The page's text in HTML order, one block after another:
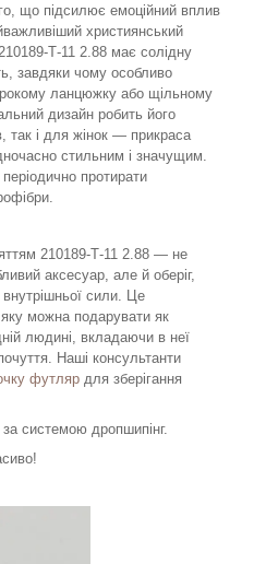
що підсилює емоційний вплив
християнський
Т-11 2.88 має солідну
завдяки чому особливо
ланцюжку або щільному
дизайн робить його
так і для жінок — прикраса
стильним і значущим.
періодично протирати
210189-Т-11 2.88 — не
аксесуар, але й оберіг,
сили. Це
можна подарувати як
людині, вкладаючи в неї
Наші консультанти
футляр для зберігання
системою дропшипінг.